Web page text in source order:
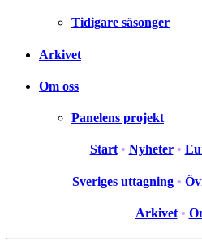
Tidigare säsonger
Arkivet
Om oss
Panelens projekt
Start • Nyheter •
Sveriges uttagning •
Arkivet •